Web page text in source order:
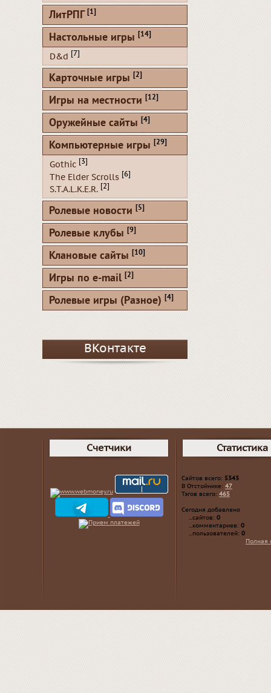
ЛитРПГ [1]
Настольные игры [14]
D&d [7]
Карточные игры [2]
Игры на местности [12]
Оружейные сайты [4]
Компьютерные игры [29]
Gothic [3]
The Elder Scrolls [6]
S.T.A.L.K.E.R. [2]
Ролевые новости [5]
Ролевые клубы [9]
Клановые сайты [10]
Игры по e-mail [2]
Ролевые игры (Разное) [4]
ВКонтакте
Счетчики Статистика
Сайтов всего: 5343
В Отстойнике: 47
Тэгов всего: 465
Сегодня добавлено
...сайтов: 0
...комментариев: 0
...пользователей: 0
Полная